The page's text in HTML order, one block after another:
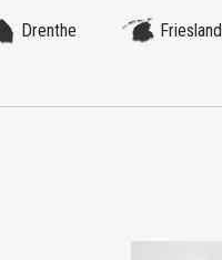
Drenthe Friesland